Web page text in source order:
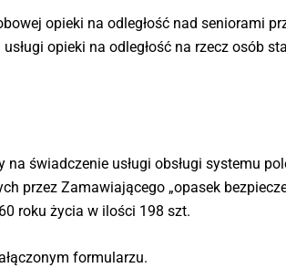
opieki na odległość nad seniorami
opieki na odległość na rzecz osób
świadczenie usługi obsługi systemu
przez Zamawiającego „opasek
roku życia w ilości 198 szt.
formularzu.